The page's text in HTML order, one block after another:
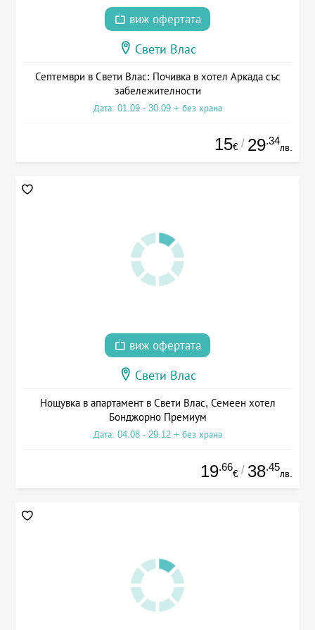
виж офертата
Свети Влас
Септември в Свети Влас: Почивка в хотел Аркада със
забележителности
Дата: 01.09 - 30.09 + без храна
15€ / 29.34
лв.
виж офертата
Свети Влас
Нощувка в апартамент в Свети Влас, Семеен хотел
Бонджорно Премиум
Дата: 04.08 - 29.12 + без храна
19.66
€ / 38.45
лв.